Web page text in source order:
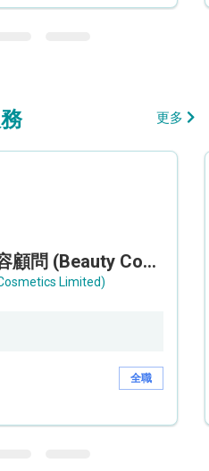
更多
美容顧問 / 高級美容顧問 (Beauty Consultant / Senior Beauty Consultant)
Limited)
全職